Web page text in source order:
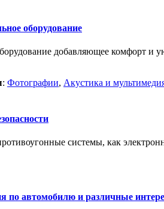
оборудование
добавляющее комфорт и
: Фотографии, Акустика и
системы, как
по автомобилю и различные